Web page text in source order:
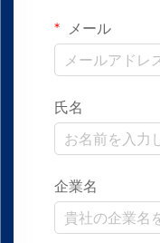
メール
氏名
企業名